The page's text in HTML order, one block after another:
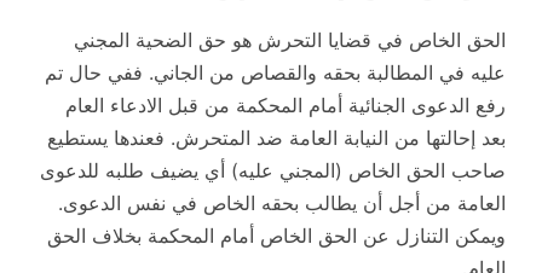
الحق الخاص في قضايا التحرش هو حق الضحية المجني
عليه في المطالبة بحقه والقصاص من الجاني. ففي حال تم
رفع الدعوى الجنائية أمام المحكمة من قبل الادعاء العام
بعد إحالتها من النيابة العامة ضد المتحرش. فعندها يستطيع
صاحب الحق الخاص (المجني عليه) أي يضيف طلبه للدعوى
العامة من أجل أن يطالب بحقه الخاص في نفس الدعوى.
ويمكن التنازل عن الحق الخاص أمام المحكمة بخلاف الحق
العام.